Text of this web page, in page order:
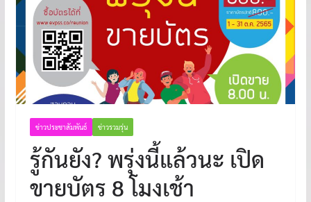
ข่าวประชาสัมพันธ์ ข่าวรวมรุ่น
รู้กันยัง? พรุ่งนี้แล้วนะ เปิด
ขายบัตร 8 โมงเช้า